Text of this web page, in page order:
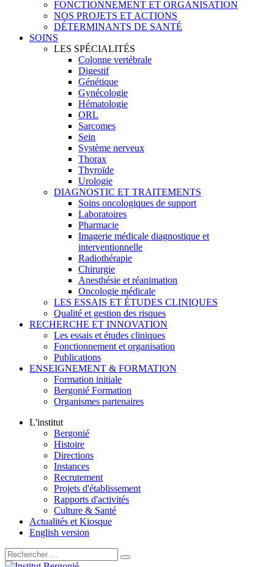
FONCTIONNEMENT ET ORGANISATION
NOS PROJETS ET ACTIONS
DÉTERMINANTS DE SANTÉ
SOINS
LES SPÉCIALITÉS
Colonne vertébrale
Digestif
Génétique
Gynécologie
Hématologie
ORL
Sarcomes
Sein
Système nerveux
Thorax
Thyroïde
Urologie
DIAGNOSTIC ET TRAITEMENTS
Soins oncologiques de support
Laboratoires
Pharmacie
Imagerie médicale diagnostique et
interventionnelle
Radiothérapie
Chirurgie
Anesthésie et réanimation
Oncologie médicale
LES ESSAIS ET ÉTUDES CLINIQUES
Qualité et gestion des risques
RECHERCHE ET INNOVATION
Les essais et études cliniques
Fonctionnement et organisation
Publications
ENSEIGNEMENT & FORMATION
Formation initiale
Bergonié Formation
Organismes partenaires
L'institut
Bergonié
Histoire
Directions
Instances
Recrutement
Projets d'établissement
Rapports d'activités
Culture & Santé
Actualités et Kiosque
English version
Rechercher :